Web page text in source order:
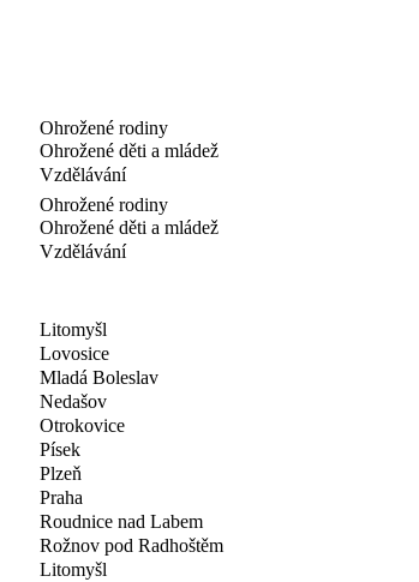
Ohrožené rodiny
Ohrožené děti a mládež
Vzdělávání
Ohrožené rodiny
Ohrožené děti a mládež
Vzdělávání
Litomyšl
Lovosice
Mladá Boleslav
Nedašov
Otrokovice
Písek
Plzeň
Praha
Roudnice nad Labem
Rožnov pod Radhoštěm
Litomyšl